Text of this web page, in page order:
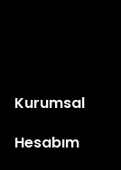
Kurumsal
Hesabım